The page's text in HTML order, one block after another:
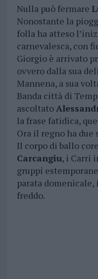
Nulla può fermare
Nonostante la
folla ha atteso
carnevalesca, con
Giorgio è arrivato
ovvero dalla sua
Mannena, a sua
Banda città di
ascoltato
la frase fatidica,
Ora il regno ha due
Il corpo di ballo
Carcangiu, i Carri
gruppi
parata
freddo.